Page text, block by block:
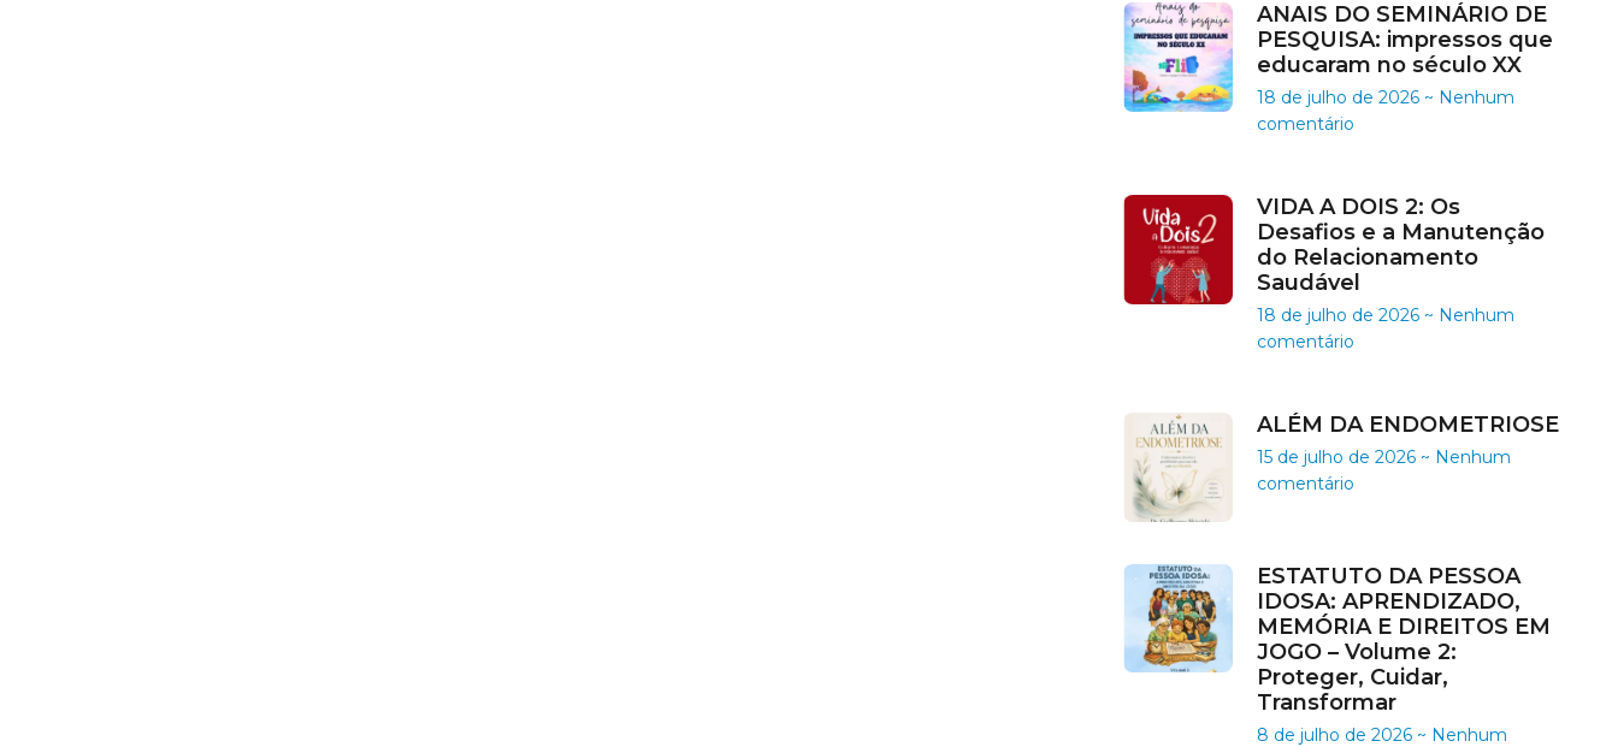
ANAIS DO SEMINÁRIO DE
PESQUISA: impressos que
educaram no século XX
18 de julho de 2026
Nenhum
comentário
VIDA A DOIS 2: Os
Desafios e a Manutenção
do Relacionamento
Saudável
18 de julho de 2026
Nenhum
comentário
ALÉM DA ENDOMETRIOSE
15 de julho de 2026
Nenhum
comentário
ESTATUTO DA PESSOA
IDOSA: APRENDIZADO,
MEMÓRIA E DIREITOS EM
JOGO – Volume 2:
Proteger, Cuidar,
Transformar
8 de julho de 2026
Nenhum